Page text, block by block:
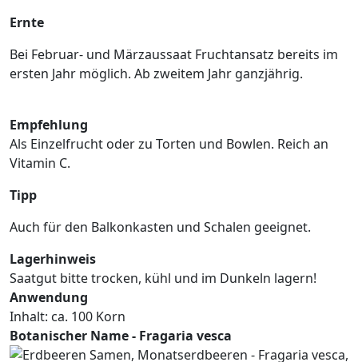
Ernte
Bei Februar- und Märzaussaat Fruchtansatz bereits im
ersten Jahr möglich. Ab zweitem Jahr ganzjährig.
Empfehlung
Als Einzelfrucht oder zu Torten und Bowlen. Reich an
Vitamin C.
Tipp
Auch für den Balkonkasten und Schalen geeignet.
Lagerhinweis
Saatgut bitte trocken, kühl und im Dunkeln lagern!
Anwendung
Inhalt: ca. 100 Korn
Botanischer Name - Fragaria vesca